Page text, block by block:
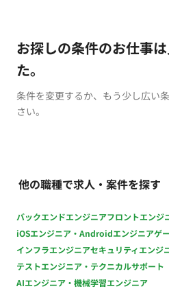
お探しの条件のお仕事
た。
条件を変更するか、もう少し広い
さい。
他の職種で求人・案件を探す
バックエンドエンジニアフロントエンジ
iOSエンジニア・Androidエンジニアゲ
インフラエンジニアセキュリティエンジ
テストエンジニア・テクニカルサポート
AIエンジニア・機械学習エンジニア